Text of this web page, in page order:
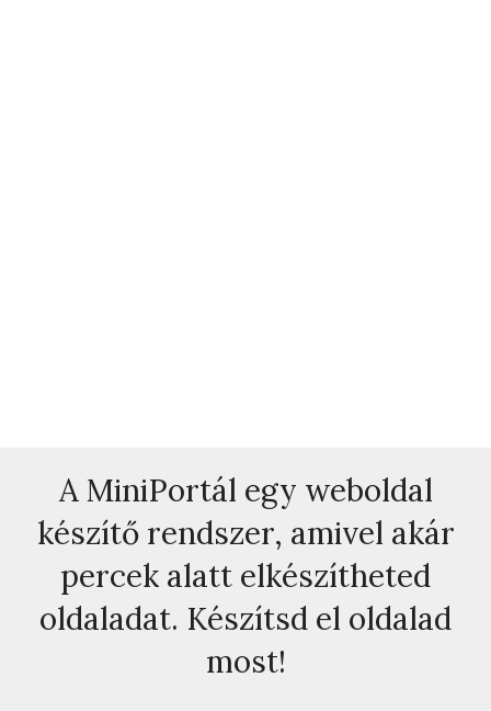
A MiniPortál egy weboldal
készítő rendszer, amivel akár
percek alatt elkészítheted
oldaladat. Készítsd el oldalad
most!